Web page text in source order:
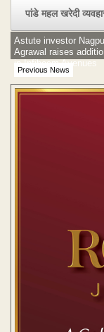
पांडे महल खरेदी
Previous News
Astute investor
Agrawal raises
in Infibeam Avenues